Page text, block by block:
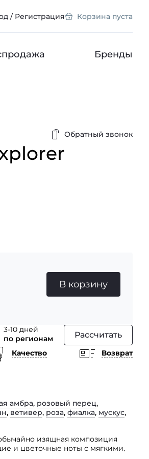
/ Регистрация Корзина пуста
Бренды
Обратный звонок
В корзину
3-10 дней
по регионам
Рассчитать
Качество
Возврат
амбра, розовый перец,
, ветивер, роза, фиалка, мускус,
изящная композиция
и цветочные ноты с мягкими,